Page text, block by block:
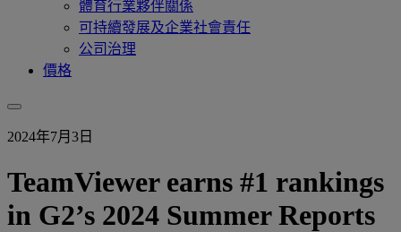
體育行業夥伴關係
可持續發展及企業社會責任
公司治理
價格
2024年7月3日
TeamViewer earns #1 rankings
in G2’s 2024 Summer Reports